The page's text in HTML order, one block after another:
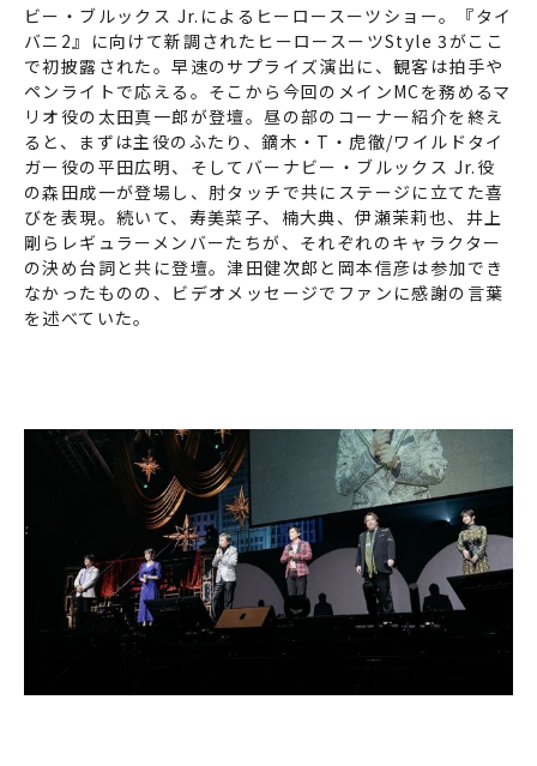
ビー・ブルックス Jr.によるヒーロースーツショー。『タイ
バニ2』に向けて新調されたヒーロースーツStyle 3がここ
で初披露された。早速のサプライズ演出に、観客は拍手や
ペンライトで応える。そこから今回のメインMCを務めるマ
リオ役の太田真一郎が登壇。昼の部のコーナー紹介を終え
ると、まずは主役のふたり、鏑木・T・虎徹/ワイルドタイ
ガー役の平田広明、そしてバーナビー・ブルックス Jr.役
の森田成一が登場し、肘タッチで共にステージに立てた喜
びを表現。続いて、寿美菜子、楠大典、伊瀬茉莉也、井上
剛らレギュラーメンバーたちが、それぞれのキャラクター
の決め台詞と共に登壇。津田健次郎と岡本信彦は参加でき
なかったものの、ビデオメッセージでファンに感謝の言葉
を述べていた。